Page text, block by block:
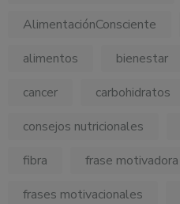
AlimentaciónConsciente
alimentos
bienestar
cancer
carbohidratos
consejos nutricionales
fibra
frase motivadora
frases motivacionales